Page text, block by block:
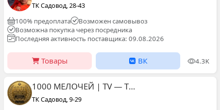
ТК Садовод, 28-43
100% предоплата
Возможен самовывоз
Возможна покупка через посредника
Последняя активность поставщика: 09.08.2026
Товары ВК 4.3K
1000 МЕЛОЧЕЙ | TV — ТОВАР Садовод Драконы сити
ТК Садовод, 9-29